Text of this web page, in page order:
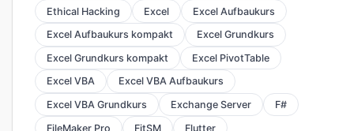
Ethical Hacking
Excel
Excel Aufbaukurs
Excel Aufbaukurs kompakt
Excel Grundkurs
Excel Grundkurs kompakt
Excel PivotTable
Excel VBA
Excel VBA Aufbaukurs
Excel VBA Grundkurs
Exchange Server
F#
FileMaker Pro
FitSM
Flutter